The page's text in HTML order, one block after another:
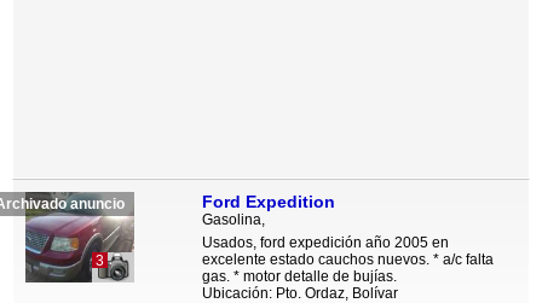
anuncio
3
Ford Expedition
Gasolina,
Usados, ford expedición año 2005 en
excelente estado cauchos nuevos. * a/c falta
gas. * motor detalle de bujías.
Ubicación: Pto. Ordaz, Bolívar